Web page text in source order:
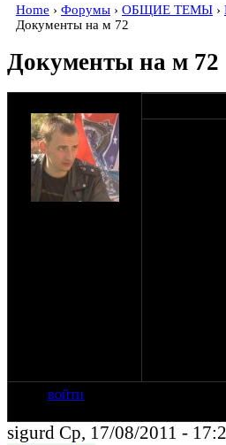
Home › Форумы › ОБЩИЕ ТЕМЫ ›
Документы на м 72
Документы на м 72
войти
sigurd Ср, 17/08/2011 -